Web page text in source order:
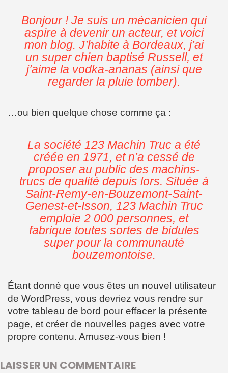
Bonjour ! Je suis un mécanicien qui
aspire à devenir un acteur, et voici
mon blog. J’habite à Bordeaux, j’ai
un super chien baptisé Russell, et
j’aime la vodka-ananas (ainsi que
regarder la pluie tomber).
…ou bien quelque chose comme ça :
La société 123 Machin Truc a été
créée en 1971, et n’a cessé de
proposer au public des machins-
trucs de qualité depuis lors. Située à
Saint-Remy-en-Bouzemont-Saint-
Genest-et-Isson, 123 Machin Truc
emploie 2 000 personnes, et
fabrique toutes sortes de bidules
super pour la communauté
bouzemontoise.
Étant donné que vous êtes un nouvel utilisateur
de WordPress, vous devriez vous rendre sur
votre tableau de bord pour effacer la présente
page, et créer de nouvelles pages avec votre
propre contenu. Amusez-vous bien !
LAISSER UN COMMENTAIRE